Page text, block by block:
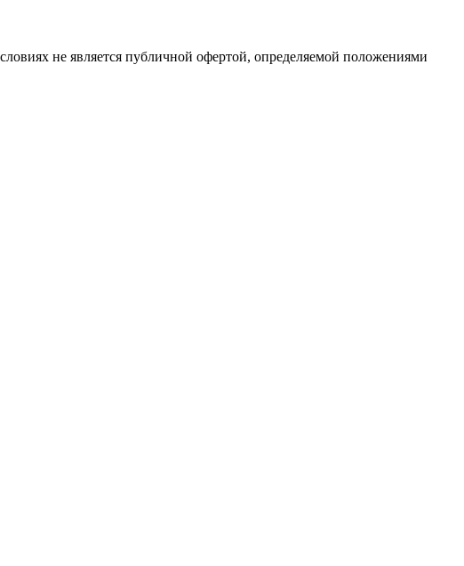
не является публичной офертой, определяемой положениями